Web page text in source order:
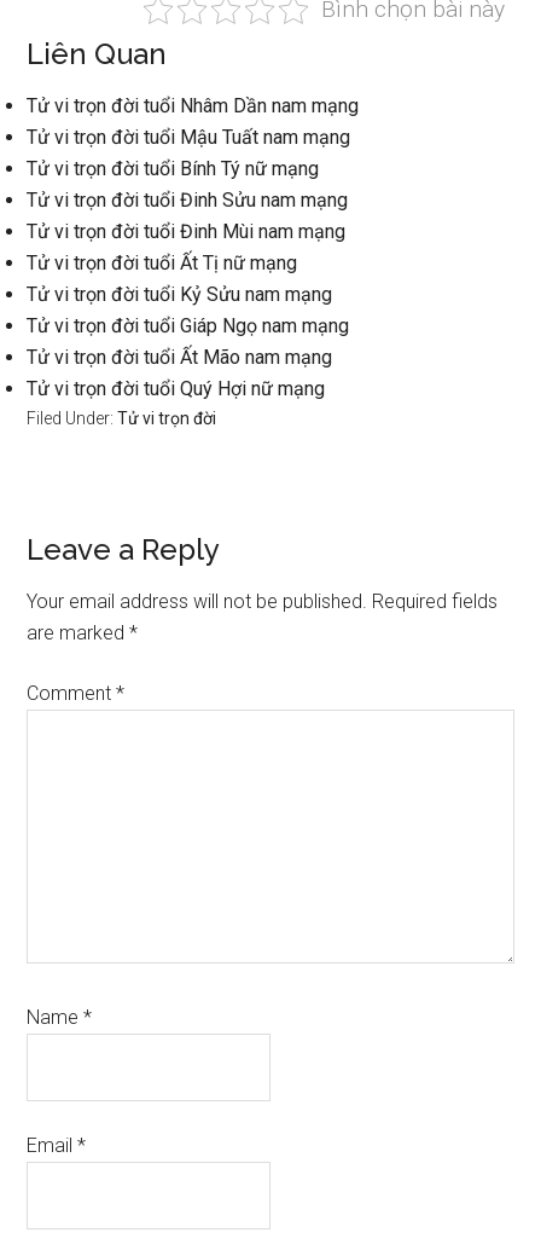
Bình chọn bài này
Liên Quan
Tử vi trọn đời tuổi Nhâm Dần nam mạng
Tử vi trọn đời tuổi Mậu Tuất nam mạng
Tử vi trọn đời tuổi Bính Tý nữ mạng
Tử vi trọn đời tuổi Đinh Sửu nam mạng
Tử vi trọn đời tuổi Đinh Mùi nam mạng
Tử vi trọn đời tuổi Ất Tị nữ mạng
Tử vi trọn đời tuổi Kỷ Sửu nam mạng
Tử vi trọn đời tuổi Giáp Ngọ nam mạng
Tử vi trọn đời tuổi Ất Mão nam mạng
Tử vi trọn đời tuổi Quý Hợi nữ mạng
Filed Under:Tử vi trọn đời
Reader
Interactions
Leave a Reply
Your email address will not be published. Required fields
are marked*
Comment*
Name*
Email*